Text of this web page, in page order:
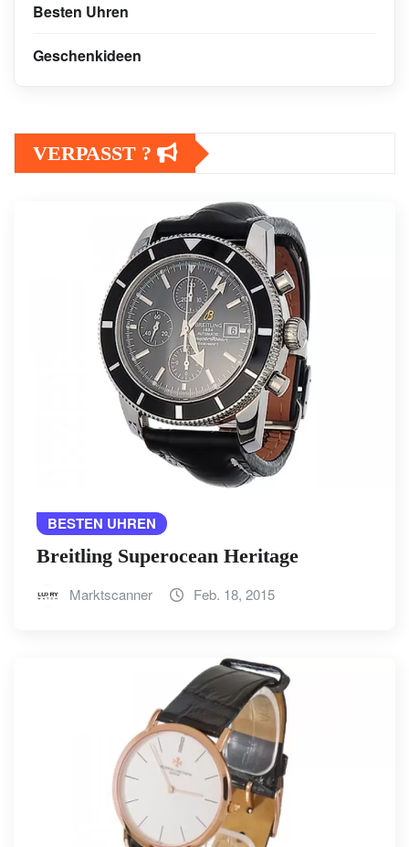
Besten Uhren
Geschenkideen
VERPASST ?
BESTEN UHREN
Breitling Superocean Heritage
Marktscanner Feb. 18, 2015